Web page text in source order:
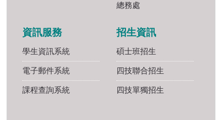
總務處
資訊服務
學生資訊系統
電子郵件系統
課程查詢系統
招生資訊
碩士班招生
四技聯合招生
四技單獨招生